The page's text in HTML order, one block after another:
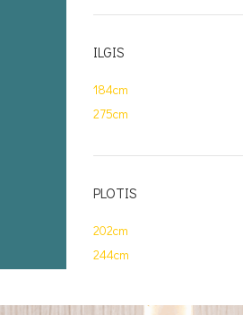
ILGIS
184cm
275cm
PLOTIS
202cm
244cm